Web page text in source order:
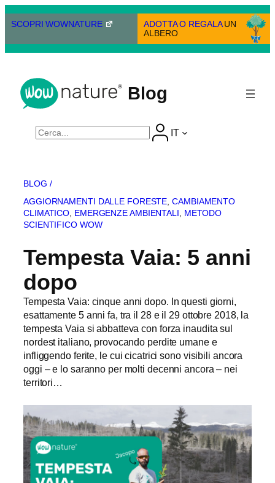
Vai
alSCOPRI WOWNATURE ADOTTA O REGALAUN
ALBERO
Blog
Cerca IT
BLOG /
AGGIORNAMENTI DALLE FORESTE , CAMBIAMENTO
CLIMATICO EMERGENZE AMBIENTALI
METODO
SCIENTIFICO WOW
Tempesta Vaia: 5 anni
dopo
Tempesta Vaia: cinque anni dopo. In questi giorni,
esattamente 5 anni fa, tra il 28 e il 29 ottobre 2018, la
tempesta Vaia si abbatteva con forza inaudita sul
nordest italiano, provocando perdite umane e
infliggendo ferite, le cui cicatrici sono visibili ancora
oggi – e lo saranno per molti decenni ancora – nei
territori…